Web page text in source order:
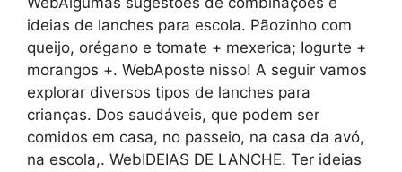
ideias de lanches para escola. Pãozinho com
queijo, orégano e tomate + mexerica; Iogurte +
morangos +. WebAposte nisso! A seguir vamos
explorar diversos tipos de lanches para
crianças. Dos saudáveis, que podem ser
comidos em casa, no passeio, na casa da avó,
na escola,. WebIDEIAS DE LANCHE. Ter ideias